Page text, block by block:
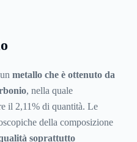
metallo che è ottenuto da
, nella quale
il 2,11% di quantità. Le
della composizione
soprattutto